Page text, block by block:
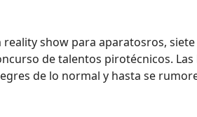
reality show para aparatosros,
de talentos pirotécnicos.
de lo normal y hasta se